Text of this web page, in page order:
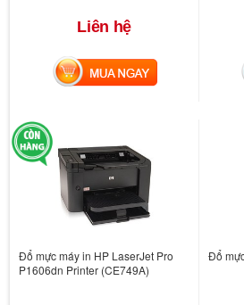
Liên hệ
MUA NGAY
Đổ mực máy in HP LaserJet Pro
P1606dn Printer (CE749A)
Đổ